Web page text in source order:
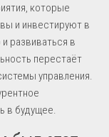
которые
и инвестируют в
развиваться в
перестаёт
управления.
в будущее.